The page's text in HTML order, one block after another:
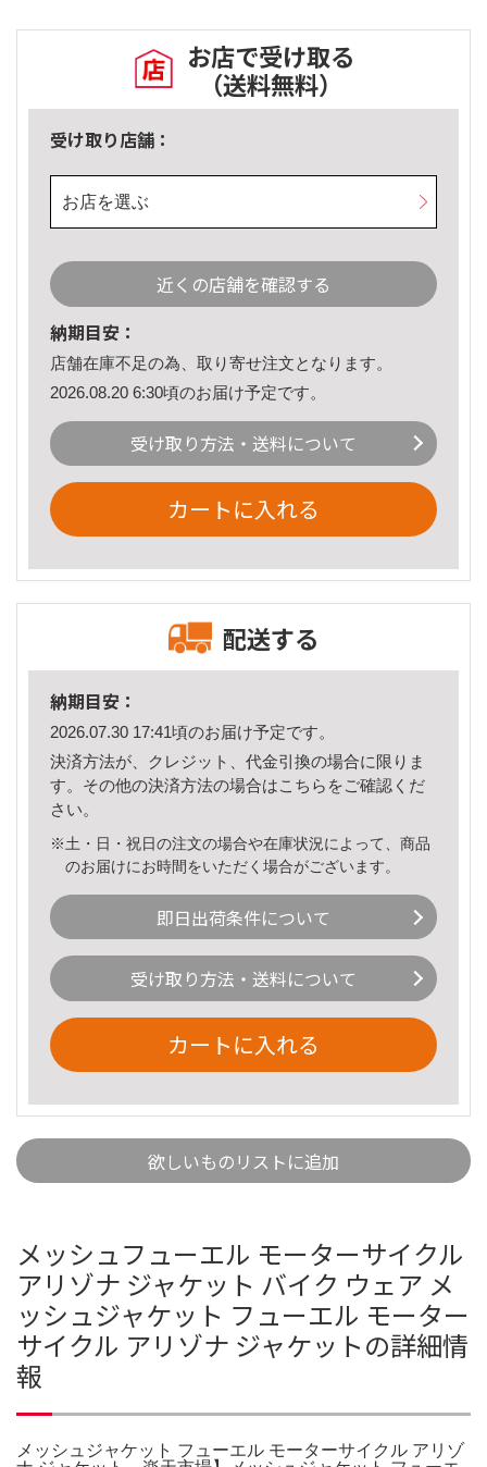
お店で受け取る
（送料無料）
受け取り店舗：
お店を選ぶ
近くの店舗を確認する
納期目安：
店舗在庫不足の為、取り寄せ注文となります。
2026.08.20 6:30頃のお届け予定です。
受け取り方法・送料について
カートに入れる
配送する
納期目安：
2026.07.30 17:41頃のお届け予定です。
決済方法が、クレジット、代金引換の場合に限りま
す。その他の決済方法の場合はこちら をご確認くだ
さい。
※土・日・祝日の注文の場合や在庫状況によって、商品
のお届けにお時間をいただく場合がございます。
即日出荷条件について
受け取り方法・送料について
カートに入れる
欲しいものリストに追加
メッシュフューエル モーターサイクル
アリゾナ ジャケット バイク ウェア メ
ッシュジャケット フューエル モーター
サイクル アリゾナ ジャケットの詳細情
報
メッシュジャケット フューエル モーターサイクル アリゾ